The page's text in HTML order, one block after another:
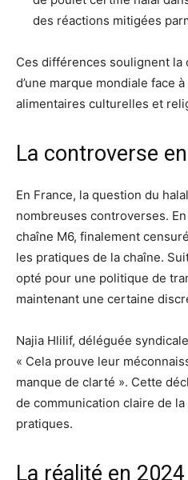
des réactions mitigées
Ces différences soulignent la
d’une marque mondiale face
alimentaires culturelles et
La controverse
En France, la question du
nombreuses controverses.
chaîne M6, finalement
les pratiques de la chaîne.
opté pour une politique de
maintenant une certaine
Najia Hlilif, déléguée
« Cela prouve leur
manque de clarté ». Cette
de communication claire de
pratiques.
La réalité en 2024